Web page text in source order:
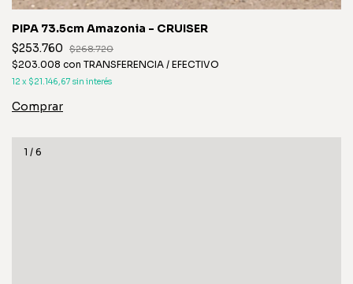
PIPA 73.5cm Amazonia - CRUISER
$253.760
$268.720
$203.008 con TRANSFERENCIA / EFECTIVO
12 x $21.146,67 sin interés
1 / 6